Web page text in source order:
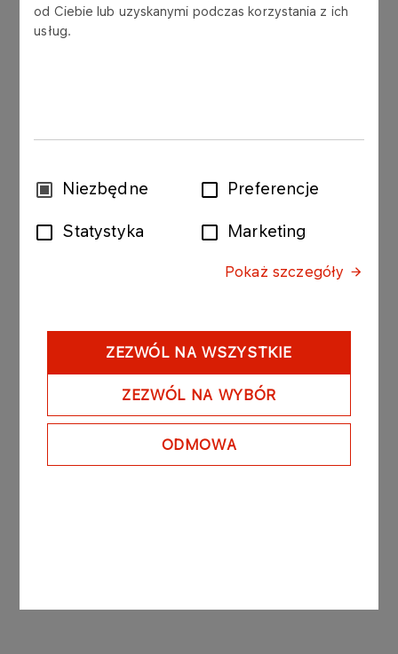
od Ciebie lub uzyskanymi podczas korzystania z ich
usług.
WybórNiezbędne Preferencje
Statystyka Marketing
Pokaż szczegóły
ZEZWÓL NA WSZYSTKIE
ZEZWÓL NA WYBÓR
ODMOWA
Code, together with answers provided by the
Management Board of LOTOS S.A.
Appendix 3 – amount of liabilities
This current report is published pursuant to Par.
current and periodic information to be published
disclosure is required under the laws of a non-
member state, dated March 29th 2018.
Appendix 1 – questions from the Chancellery of the
Appendix 2 – answers provided by the Management